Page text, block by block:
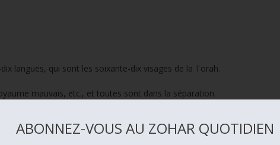
langues, qui sont les soixante-dix visages de la Torah.
mauvais, etc., et toutes sont dans la séparation.
ABONNEZ-VOUS AU ZOHAR QUOTIDIEN